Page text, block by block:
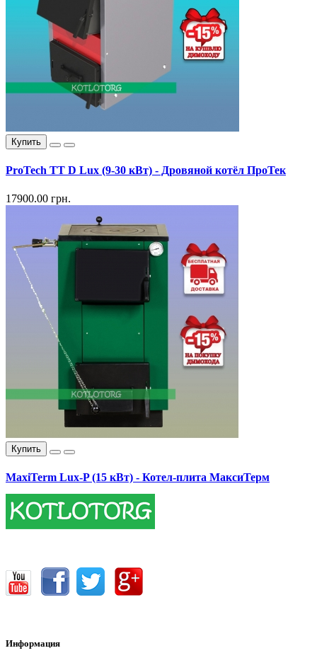
Купить
ProTech TT D Lux (9-30 кВт) - Дровяной котёл ПроТек
17900.00 грн.
Купить
MaxiTerm Lux-P (15 кВт) - Котел-плита МаксиТерм
17400.00 грн.
Информация